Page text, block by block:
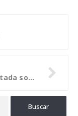
Prefeitura de Diamantino é capacitada sobre sistema de monitoramento de metas